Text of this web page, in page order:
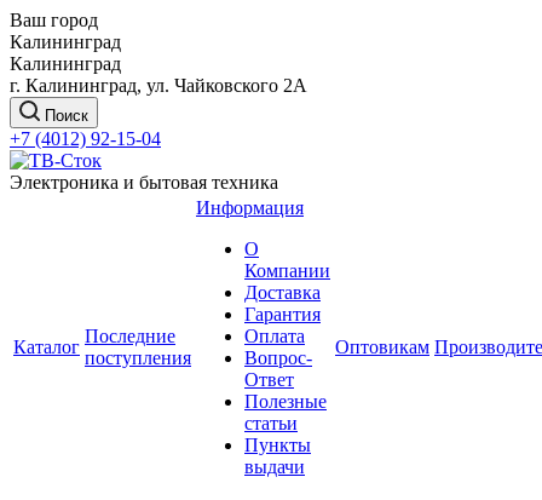
Ваш город
Калининград
Калининград
г. Калининград, ул. Чайковского 2А
Поиск
+7 (4012) 92-15-04
Электроника и бытовая техника
Каталог
Последние
поступления
Информация
О
Компании
Доставка
Гарантия
Оплата
Вопрос-
Ответ
Полезные
статьи
Пункты
выдачи
Оптовикам